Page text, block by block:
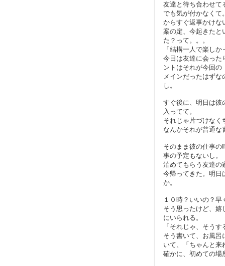
友達と待ち合わせて
でも気が付かなくて
からすぐ返事かけな
案の定、今起きたと
た？って。。。
「結構一人で楽し
今日は友達に会った
ントはそれが今回の
メインだったはず
し。
すぐ後に、明日は彼
入ってて。
それじゃ片づけなく
なんかそれが普通な
そのまま彼の仕事の
事の予定もないし。
泊めてもらう友達の
今帰ってきた。明日
か。
１０時？いいの？早
そう思ったけど、嬉
にいられる。
「それじゃ、そうす
そう書いて、お風呂
いて、「ちゃんと来
確かに、初めての場